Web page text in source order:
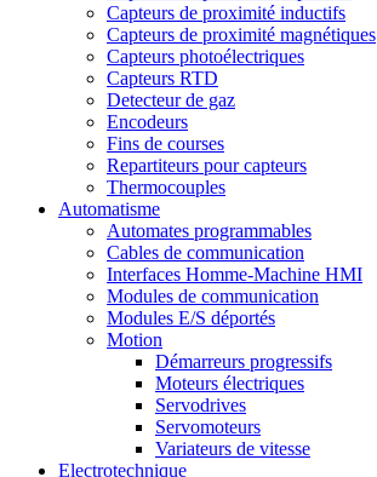
Capteurs de proximité inductifs
Capteurs de proximité magnétiques
Capteurs photoélectriques
Capteurs RTD
Detecteur de gaz
Encodeurs
Fins de courses
Repartiteurs pour capteurs
Thermocouples
Automatisme
Automates programmables
Cables de communication
Interfaces Homme-Machine HMI
Modules de communication
Modules E/S déportés
Motion
Démarreurs progressifs
Moteurs électriques
Servodrives
Servomoteurs
Variateurs de vitesse
Electrotechnique